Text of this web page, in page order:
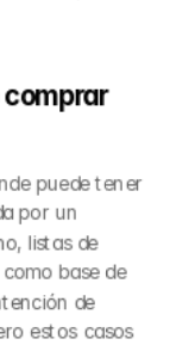
puede tener
por un
listas de
base de
de
estos casos